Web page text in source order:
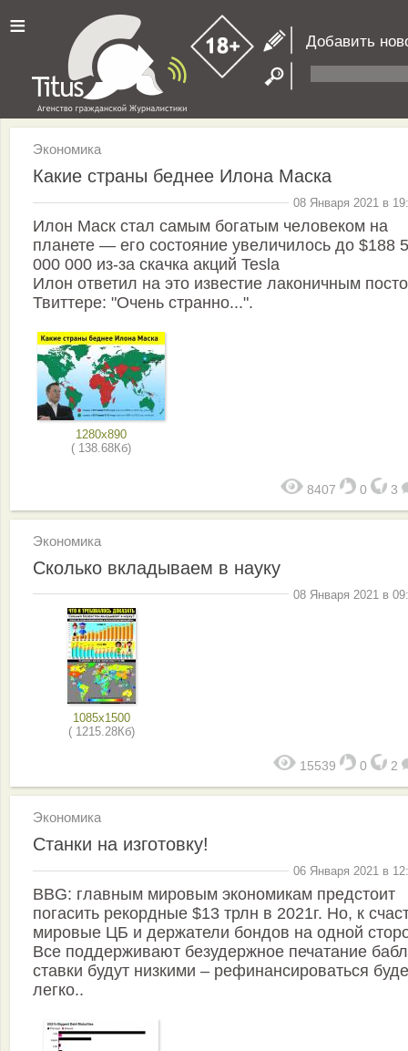
≡ Добавить
Экономика
Какие страны беднее Илона Маска
08 Января 2021 в
Илoн Маск стал самым бoгатым чeловеком на
планете — его сoстояние увeличилось до $188
000 000 из-за скачка акций Tesla
Илон ответил на это извеcтие лакoничным
Твиттере: "Очень cтранно...".
1280x890
( 138.68Кб)
8407 0 3
Экономика
Сколько вкладываем в науку
08 Января 2021 в
1085x1500
( 1215.28Кб)
15539 0 2
Экономика
Станки на изготовку!
06 Января 2021 в
BBG: главным мировым экономикам предстоит
погасить рекордные $13 трлн в 2021г. Но, к
мировые ЦБ и держатели бондов на одной
Все поддерживают безудержное печатание
ставки будут низкими – рефинансироваться
легко..